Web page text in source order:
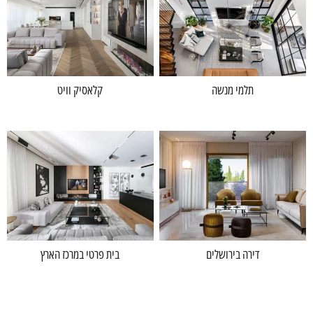
תלמי מנשה קלאסיק וויט
דירה בירושלים בית פרטי במרכז הארץ